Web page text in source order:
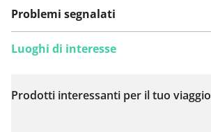
Problemi segnalati
Visualizza sulla mappa
Luoghi di interesse
Prodotti interessanti per il tuo viaggio